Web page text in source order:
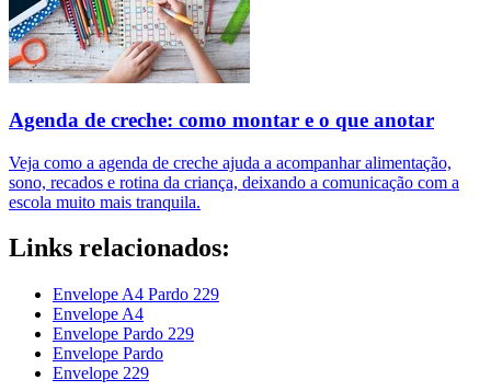
Agenda de creche: como montar e o que anotar
Veja como a agenda de creche ajuda a acompanhar alimentação,
sono, recados e rotina da criança, deixando a comunicação com a
escola muito mais tranquila.
Links relacionados:
Envelope A4 Pardo 229
Envelope A4
Envelope Pardo 229
Envelope Pardo
Envelope 229